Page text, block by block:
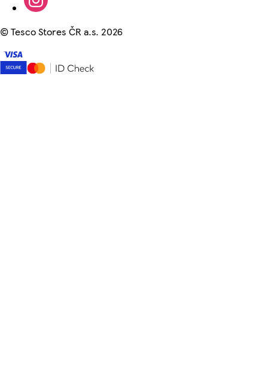
©Tesco Stores ČR a.s. 2026